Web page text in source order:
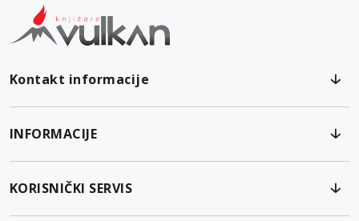
Kontakt informacije
INFORMACIJE
KORISNIČKI SERVIS